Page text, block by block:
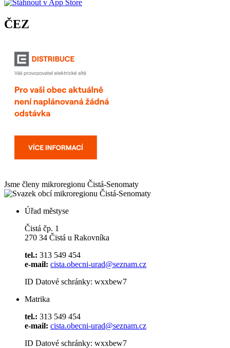
ČEZ
Jsme členy mikroregionu Čistá-Senomaty
Úřad městyse
Čistá čp. 1
270 34 Čistá u Rakovníka
tel.: 313 549 454
e-mail: cista.obecni-urad@seznam.cz
ID Datové schránky: wxxbew7
Matrika
tel.: 313 549 454
e-mail: cista.obecni-urad@seznam.cz
ID Datové schránky: wxxbew7